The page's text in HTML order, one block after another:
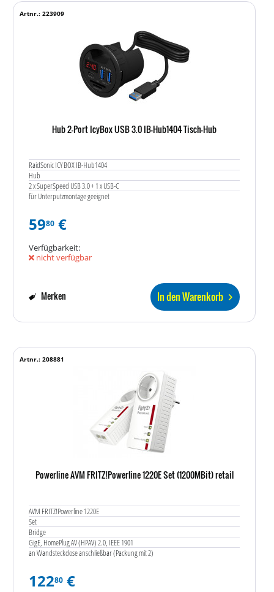
Hub 2-Port IcyBox USB 3.0 IB-Hub1404 Tisch-Hub
RaidSonic ICY BOX IB-Hub1404
Hub
2 x SuperSpeed USB 3.0 + 1 x USB-C
für Unterputzmontage geeignet
Artnr.: 223909
5980 €
Verfügbarkeit:
nicht verfügbar
In den Warenkorb
Merken
Powerline AVM FRITZ!Powerline 1220E Set (1200MBit) retail
AVM FRITZ!Powerline 1220E
Set
Bridge
GigE, HomePlug AV (HPAV) 2.0, IEEE 1901
an Wandsteckdose anschließbar (Packung mit 2)
Artnr.: 208881
12280 €